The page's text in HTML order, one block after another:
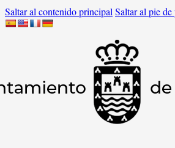
Saltar al contenido principal Saltar al pie de